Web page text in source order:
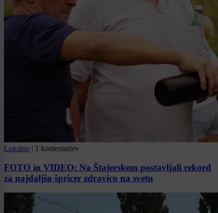
Lokalno | 1 komentarjev
FOTO in VIDEO: Na Štajerskem postavljali rekord
za najdaljšo špricer zdravico na svetu